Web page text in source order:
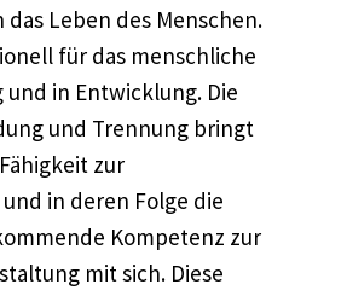
Leben des Menschen.
für das menschliche
und in Entwicklung. Die
und Trennung bringt
zur
in deren Folge die
Kompetenz zur
mit sich. Diese